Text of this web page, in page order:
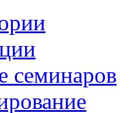
семинаров